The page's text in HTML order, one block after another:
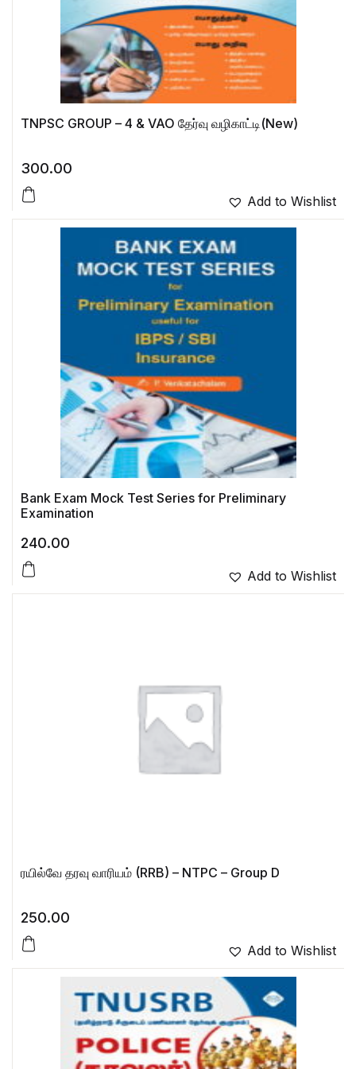
TNPSC GROUP – 4 & VAO தேர்வு வழிகாட்டி(New)
300.00
Add to Wishlist
Bank Exam Mock Test Series for Preliminary
Examination
240.00
Add to Wishlist
ரயில்வே தரவு வாரியம் (RRB) – NTPC – Group D
250.00
Add to Wishlist